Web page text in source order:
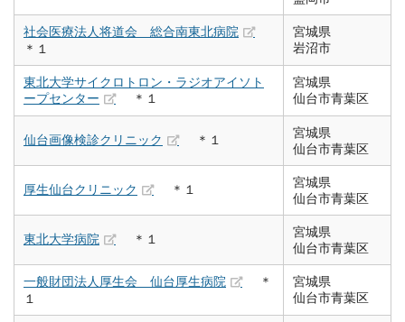
社会医療法人将道会 総合南東北病院
＊１
宮城県
岩沼市
東北大学サイクロトロン・ラジオアイソト
ープセンター
＊１
宮城県
仙台市青葉区
仙台画像検診クリニック ＊１
宮城県
仙台市青葉区
厚生仙台クリニック ＊１
宮城県
仙台市青葉区
東北大学病院 ＊１
宮城県
仙台市青葉区
一般財団法人厚生会 仙台厚生病院
＊
１
宮城県
仙台市青葉区